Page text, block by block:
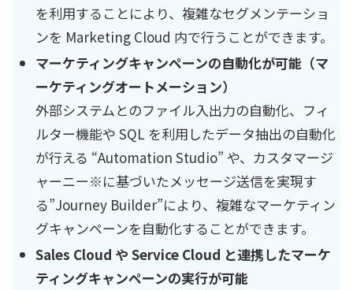
を利用することにより、複雑なセグメンテーショ
ンを Marketing Cloud 内で行うことができます。
マーケティングキャンペーンの自動化が可能（マ
ーケティングオートメーション）
外部システムとのファイル入出力の自動化、フィ
ルター機能や SQL を利用したデータ抽出の自動化
が行える “Automation Studio” や、カスタマージ
ャーニー※に基づいたメッセージ送信を実現す
る”Journey Builder”により、複雑なマーケティン
グキャンペーンを自動化することができます。
Sales Cloud や Service Cloud と連携したマーケ
ティングキャンペーンの実行が可能